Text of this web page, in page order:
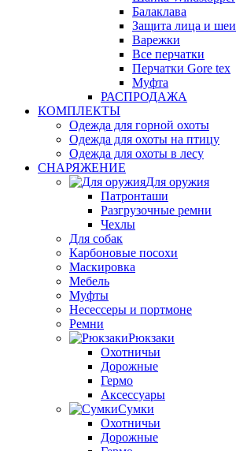
Балаклава
Защита лица и шеи
Варежки
Все перчатки
Перчатки Gore tex
Муфта
РАСПРОДАЖА
КОМПЛЕКТЫ
Одежда для горной охоты
Одежда для охоты на птицу
Одежда для охоты в лесу
СНАРЯЖЕНИЕ
Для оружия
Патронташи
Разгрузочные ремни
Чехлы
Для собак
Карбоновые посохи
Маскировка
Мебель
Муфты
Несессеры и портмоне
Ремни
Рюкзаки
Охотничьи
Дорожные
Гермо
Аксессуары
Сумки
Охотничьи
Дорожные